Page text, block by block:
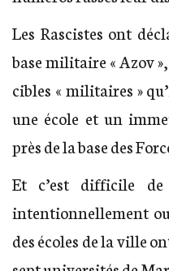
Les Rascistes ont
base militaire « Azov
cibles « militaires »
une école et un
près de la base des
Et c’est difficile
intentionnellement
des écoles de la ville